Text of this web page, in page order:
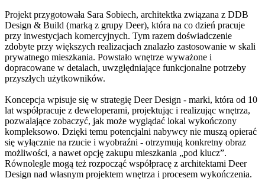
Projekt przygotowała Sara Sobiech, architektka związana z DDB
Design & Build (marką z grupy Deer), która na co dzień pracuje
przy inwestycjach komercyjnych. Tym razem doświadczenie
zdobyte przy większych realizacjach znalazło zastosowanie w skali
prywatnego mieszkania. Powstało wnętrze wyważone i
dopracowane w detalach, uwzględniające funkcjonalne potrzeby
przyszłych użytkowników.
Koncepcja wpisuje się w strategię Deer Design - marki, która od 10
lat współpracuje z deweloperami, projektując i realizując wnętrza,
pozwalające zobaczyć, jak może wyglądać lokal wykończony
kompleksowo. Dzięki temu potencjalni nabywcy nie muszą opierać
się wyłącznie na rzucie i wyobraźni - otrzymują konkretny obraz
możliwości, a nawet opcję zakupu mieszkania „pod klucz”.
Równolegle mogą też rozpocząć współpracę z architektami Deer
Design nad własnym projektem wnętrza i procesem wykończenia.